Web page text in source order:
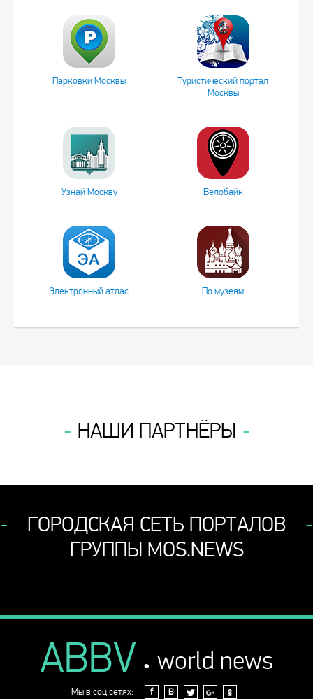
Парковки Москвы
Туристический портал
Москвы
Узнай Москву Велобайк
Электронный атлас По музеям
НАШИ ПАРТНЁРЫ
ГОРОДСКАЯ СЕТЬ ПОРТАЛОВ
ГРУППЫ MOS.NEWS
ABBV . world news
Мы в соц.сетях: f В